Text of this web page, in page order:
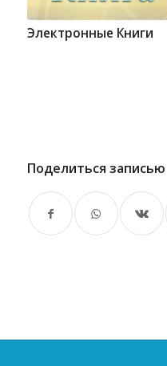
Электронные Книги
Поделиться записью